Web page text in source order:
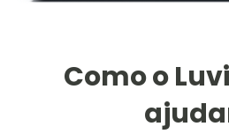
Como o